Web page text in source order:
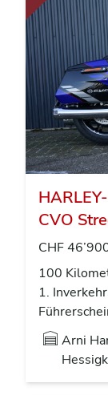
CVO
CHF
100
1.
Arni